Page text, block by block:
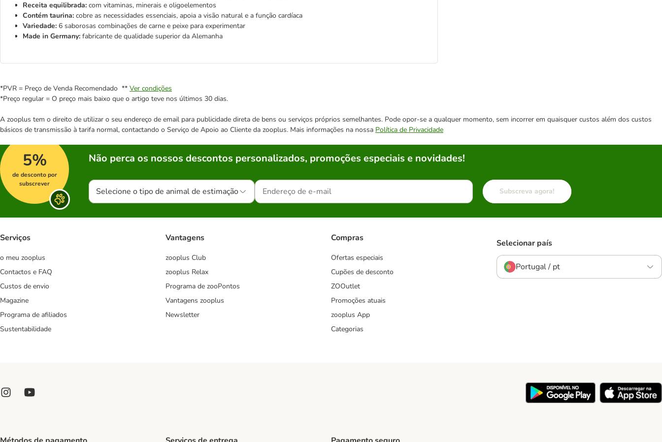
Receita equilibrada: com vitaminas, minerais e oligoelementos
Contém taurina: cobre as necessidades essenciais, apoia a visão natural e a função cardíaca
Variedade: 6 saborosas combinações de carne e peixe para experimentar
Made in Germany: fabricante de qualidade superior da Alemanha
*PVR = Preço de Venda Recomendado ** Ver condições
*Preço regular = O preço mais baixo que o artigo teve nos últimos 30 dias.
A zooplus tem o direito de utilizar o seu endereço de email para publicidade direta de bens ou serviços próprios semelhantes. Pode opor-se a qualquer momento, sem incorrer em quaisquer custos além dos custos
básicos de transmissão à tarifa normal, contactando o Serviço de Apoio ao Cliente da zooplus. Mais informações na nossa Política de Privacidade
5%
de desconto por
subscrever
Não perca os nossos descontos personalizados, promoções especiais e novidades!
Selecione o tipo de animal de estimação Subscreva agora!
Serviços
o meu zooplus
Contactos e FAQ
Custos de envio
Magazine
Programa de afiliados
Sustentabilidade
Vantagens
zooplus Club
zooplus Relax
Programa de zooPontos
Vantagens zooplus
Newsletter
Compras
Ofertas especiais
Cupões de desconto
ZOOutlet
Promoções atuais
zooplus App
Categorias
Selecionar país
Portugal / pt